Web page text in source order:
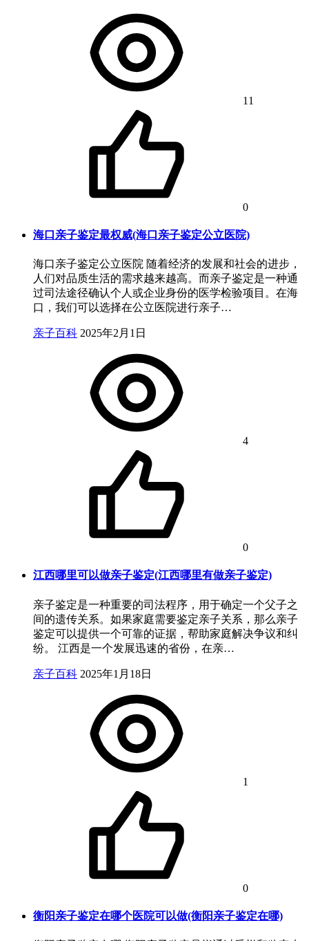
11
0
海口亲子鉴定最权威(海口亲子鉴定公立医院)
海口亲子鉴定公立医院 随着经济的发展和社会的进步，
人们对品质生活的需求越来越高。而亲子鉴定是一种通
过司法途径确认个人或企业身份的医学检验项目。在海
口，我们可以选择在公立医院进行亲子…
亲子百科 2025年2月1日
4
0
江西哪里可以做亲子鉴定(江西哪里有做亲子鉴定)
亲子鉴定是一种重要的司法程序，用于确定一个父子之
间的遗传关系。如果家庭需要鉴定亲子关系，那么亲子
鉴定可以提供一个可靠的证据，帮助家庭解决争议和纠
纷。 江西是一个发展迅速的省份，在亲…
亲子百科 2025年1月18日
1
0
衡阳亲子鉴定在哪个医院可以做(衡阳亲子鉴定在哪)